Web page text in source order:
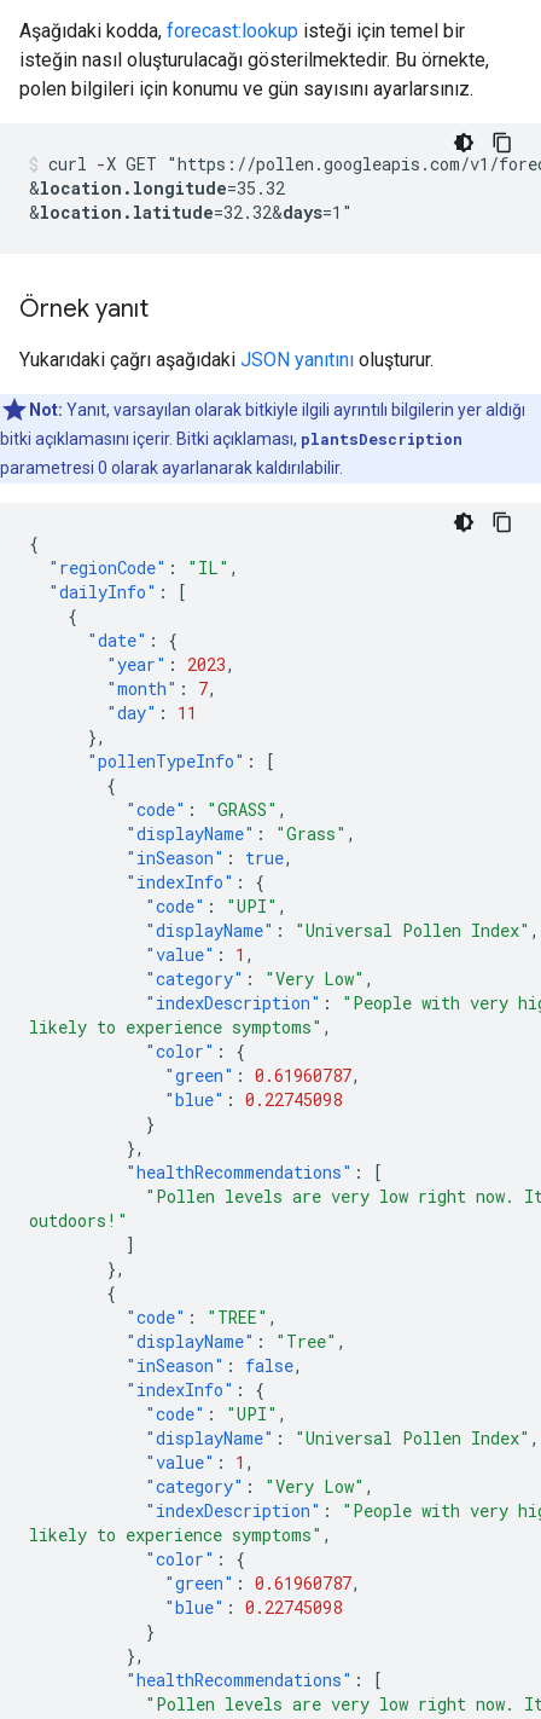
Aşağıdaki kodda, forecast:lookup isteği için temel bir
isteğin nasıl oluşturulacağı gösterilmektedir. Bu örnekte,
polen bilgileri için konumu ve gün sayısını ayarlarsınız.
curl -X GET "https://pollen.googleapis.com/v1/
&location.longitude=35.32
&location.latitude=32.32&days
Örnek yanıt
Yukarıdaki çağrı aşağıdaki JSON yanıtını oluşturur.
Not: Yanıt, varsayılan olarak bitkiyle ilgili ayrıntılı bilgilerin yer aldığı
bitki açıklamasını içerir. Bitki açıklaması, plantsDescription
parametresi 0 olarak ayarlanarak kaldırılabilir.
{
"regionCode" : "IL" ,
"dailyInfo" :
[
{
"date" :
{
"year" : 2023,
"month" : 7,
"day" :
11
},
"pollenTypeInfo" :
[
{
"code" : "GRASS" ,
"displayName" : "Grass" ,
"inSeason" : true,
"indexInfo" :
{
"code" : "UPI" ,
"displayName" : "Universal Pollen Index" ,
"value" : 1 ,
"category" : "Very Low" ,
"indexDescription" :
"People with very
likely to experience symptoms" ,
"color" :
{
"green" : 0.61960787,
"blue" : 0.22745098
}
},
"healthRecommendations" :
[
"Pollen levels are very low right now.
outdoors!"
]
},
{
"code" : "TREE" ,
"displayName" : "Tree" ,
"inSeason" : false,
"indexInfo" :
{
"code" : "UPI" ,
"displayName" : "Universal Pollen Index" ,
"value" : 1 ,
"category" : "Very Low" ,
"indexDescription" :
"People with very
likely to experience symptoms" ,
"color" :
{
"green" : 0.61960787,
"blue" : 0.22745098
}
},
"healthRecommendations" :
[
"Pollen levels are very low right now.